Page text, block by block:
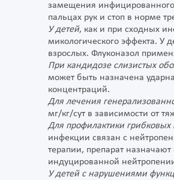
замещения инфицированного
пальцах рук и стоп в норме
У детей, как и при сходных
микологического эффекта. У
взрослых. Флуконазол
При кандидозе слизистых
может быть назначена
концентраций.
Для лечения
мг/кг/сут в зависимости от
Для профилактики
инфекции связан с
терапии, препарат
индуцированной
У детей с нарушениями